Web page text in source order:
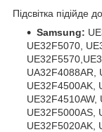
Підсвітка підійде
Samsung:
UE32F5070,
UA32F4088AR,
UE32F4500AK,
UE32F4510AW,
UE32F5000AS,
UE32F5020AK,